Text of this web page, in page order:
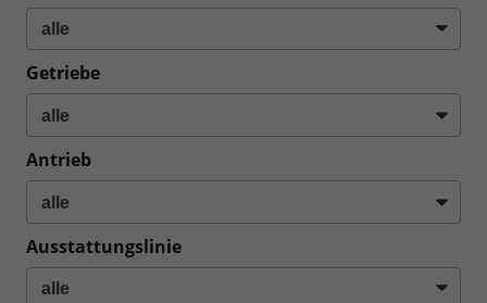
Getriebe
Antrieb
Ausstattungslinie